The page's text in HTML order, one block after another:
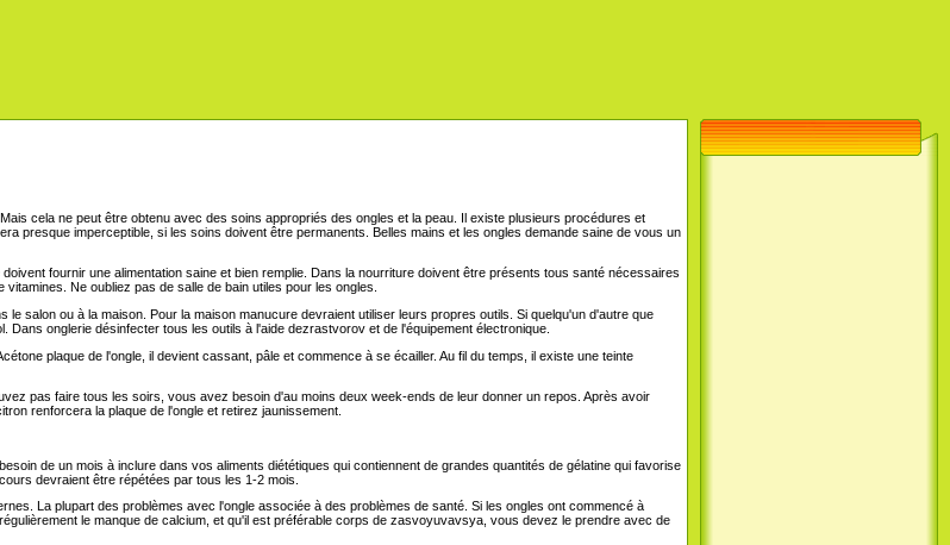
cela ne peut être obtenu avec des soins appropriés des ongles et la peau. Il existe plusieurs procédures et
presque imperceptible, si les soins doivent être permanents. Belles mains et les ongles demande saine de vous un
fournir une alimentation saine et bien remplie. Dans la nourriture doivent être présents tous santé nécessaires
Ne oubliez pas de salle de bain utiles pour les ongles.
salon ou à la maison. Pour la maison manucure devraient utiliser leurs propres outils. Si quelqu'un d'autre que
onglerie désinfecter tous les outils à l'aide dezrastvorov et de l'équipement électronique.
plaque de l'ongle, il devient cassant, pâle et commence à se écailler. Au fil du temps, il existe une teinte
pas faire tous les soirs, vous avez besoin d'au moins deux week-ends de leur donner un repos. Après avoir
renforcera la plaque de l'ongle et retirez jaunissement.
de un mois à inclure dans vos aliments diététiques qui contiennent de grandes quantités de gélatine qui favorise
devraient être répétées par tous les 1-2 mois.
La plupart des problèmes avec l'ongle associée à des problèmes de santé. Si les ongles ont commencé à
le manque de calcium, et qu'il est préférable corps de zasvoyuvavsya, vous devez le prendre avec de